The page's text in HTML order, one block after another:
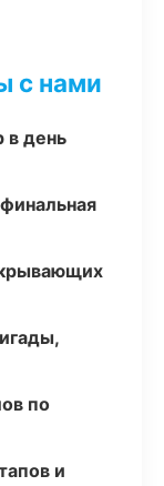
с нами
в день
по
и